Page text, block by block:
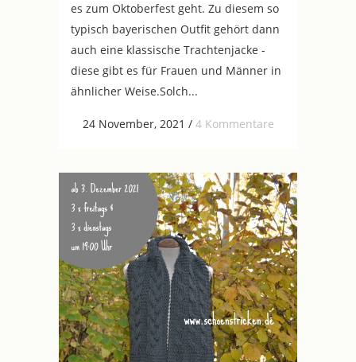
es zum Oktoberfest geht. Zu diesem so
typisch bayerischen Outfit gehört dann
auch eine klassische Trachtenjacke -
diese gibt es für Frauen und Männer in
ähnlicher Weise.Solch...
24 November, 2021 / 4 Kommentare